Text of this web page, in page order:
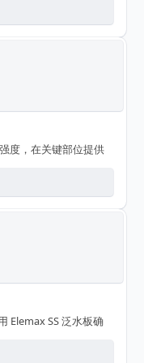
度，在关键部位提供
Elemax SS 泛水板确